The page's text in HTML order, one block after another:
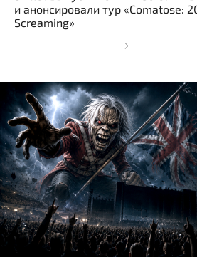
и анонсировали тур «Comatose:
Screaming»